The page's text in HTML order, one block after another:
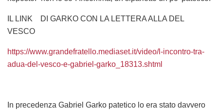
IL LINK DI GARKO CON LA LETTERA ALLA DEL
VESCO
https://www.grandefratello.mediaset.it/video/l-incontro-tra-
adua-del-vesco-e-gabriel-garko_18313.shtml
In precedenza Gabriel Garko patetico lo era stato davvero